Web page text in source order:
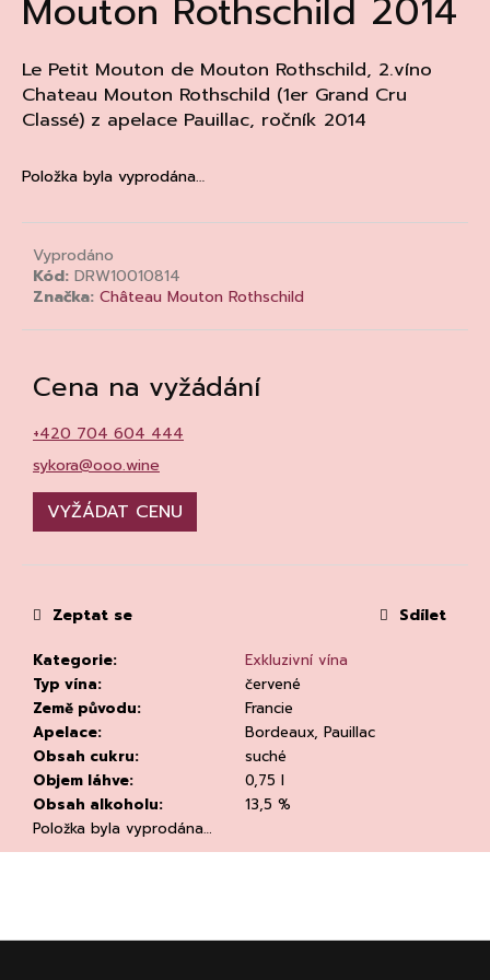
Mouton Rothschild 2014
Le Petit Mouton de Mouton Rothschild, 2.víno
Chateau Mouton Rothschild (1er Grand Cru
Classé) z apelace Pauillac, ročník 2014
Položka byla vyprodána…
Vyprodáno
Kód: DRW10010814
Značka: Château Mouton Rothschild
Cena na vyžádání
+420 704 604 444
sykora@ooo.wine
VYŽÁDAT CENU
Kategorie:
Exkluzivní vína
Typ vína:
červené
Země původu:
Francie
Apelace:
Bordeaux, Pauillac
Obsah cukru:
suché
Objem láhve:
0,75 l
Obsah alkoholu:
13,5 %
Položka byla vyprodána…
Zeptat se Sdílet
a
j
í
t
o
p
o
u
č
e
e
CHLADÍCÍ
TAŠKA
NA
135
Z